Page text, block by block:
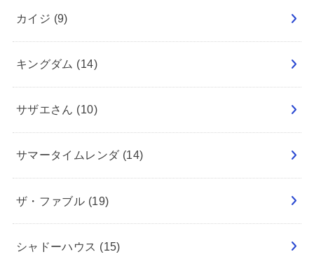
カイジ (9)
キングダム (14)
サザエさん (10)
サマータイムレンダ (14)
ザ・ファブル (19)
シャドーハウス (15)